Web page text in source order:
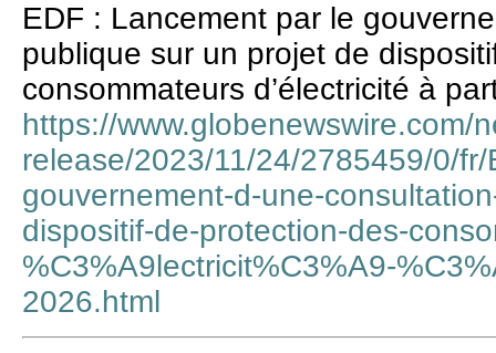
EDF : Lancement par le
publique sur un projet de
consommateurs d’électricité à
https://www.globenewswire.com/
release/2023/11/24/2785459/0/
gouvernement-d-une-
dispositif-de-protection-des-
%C3%A9lectricit%C3%A9-
2026.html